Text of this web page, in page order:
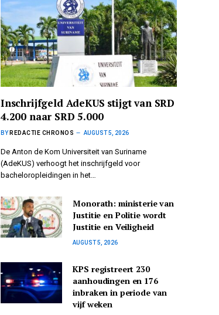
Inschrijfgeld AdeKUS stijgt van SRD
4.200 naar SRD 5.000
BY REDACTIE CHRONOS AUGUST 5, 2026
De Anton de Kom Universiteit van Suriname
(AdeKUS) verhoogt het inschrijfgeld voor
bacheloropleidingen in het…
Monorath: ministerie van
Justitie en Politie wordt
Justitie en Veiligheid
AUGUST 5, 2026
KPS registreert 230
aanhoudingen en 176
inbraken in periode van
vijf weken